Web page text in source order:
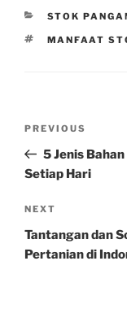
CATEGORIES
STOK
TAGS
MANFAAT
Previous
Post
PREVIOUS
5 Jenis
Setiap Hari
Next
Post
NEXT
Tantangan dan
Pertanian di